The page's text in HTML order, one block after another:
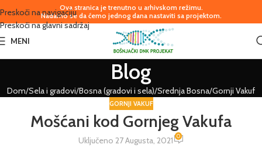
Preskoči na navigaciju
Preskoči na glavni sadržaj
Ova stranica je trenutno u arhivskom režimu.
Nadamo se da ćemo jednog dana nastaviti sa projektom.
MENI
Blog
Dom Sela i gradovi Bosna (gradovi i sela) Srednja Bosna Gornji Vakuf
GORNJI VAKUF
Mošćani kod Gornjeg Vakufa
Uključeno 27 Augusta, 2021 0